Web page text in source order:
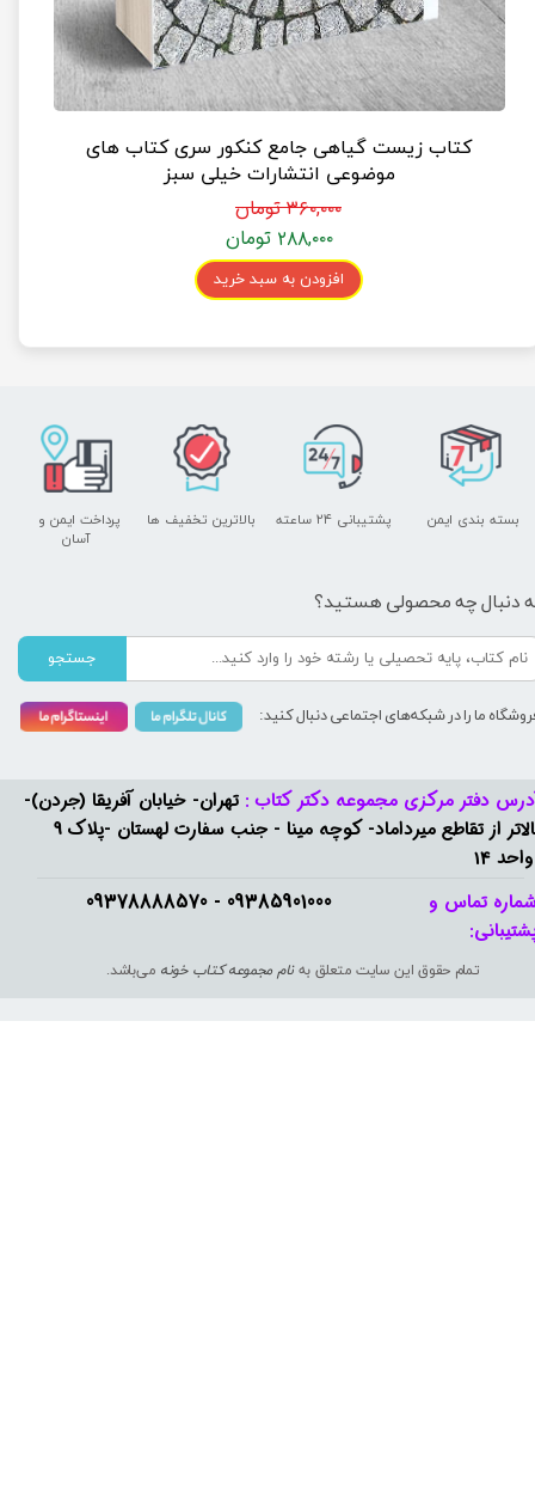
کتاب زیست گیاهی جامع کنکور سری کتاب های
موضوعی انتشارات خیلی سبز
۳۶۰,۰۰۰ تومان
۲۸۸,۰۰۰ تومان
افزودن به سبد خرید
09385901000 - 09378888570​​​​​​​
دفتر مرکزی مجموعه دکتر کتاب : تهران- خیابان آفریقا (جردن)-
بالاتر از تقاطع میرداماد- کوچه مینا - جنب سفارت لهستان -پلاک 9
14
تمام حقوق این سایت متعلق بهنام مجموعه کتاب خونه می‌باشد.
تماس و
پشتیبانی ۲۴ ساعته
پرداخت ایمن و ​​​​​​​
آسان
بسته بندی ایمن بالاترین تخفیف ها
دنبال چه محصولی هستید؟
جستجو
ما را در شبکه‌های اجتماعی دنبال کنید: